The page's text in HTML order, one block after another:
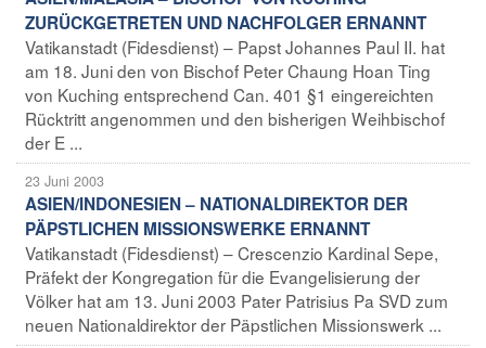
ZURÜCKGETRETEN UND NACHFOLGER ERNANNT
Vatikanstadt (Fidesdienst) – Papst Johannes Paul II. hat
am 18. Juni den von Bischof Peter Chaung Hoan Ting
von Kuching entsprechend Can. 401 §1 eingereichten
Rücktritt angenommen und den bisherigen Weihbischof
der E ...
23 Juni 2003
ASIEN/INDONESIEN – NATIONALDIREKTOR DER
PÄPSTLICHEN MISSIONSWERKE ERNANNT
Vatikanstadt (Fidesdienst) – Crescenzio Kardinal Sepe,
Präfekt der Kongregation für die Evangelisierung der
Völker hat am 13. Juni 2003 Pater Patrisius Pa SVD zum
neuen Nationaldirektor der Päpstlichen Missionswerk ...